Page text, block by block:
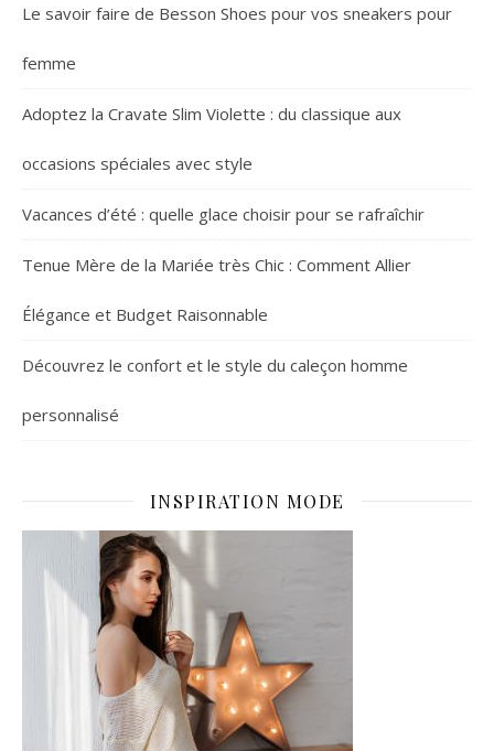
Le savoir faire de Besson Shoes pour vos sneakers pour
femme
Adoptez la Cravate Slim Violette : du classique aux
occasions spéciales avec style
Vacances d’été : quelle glace choisir pour se rafraîchir
Tenue Mère de la Mariée très Chic : Comment Allier
Élégance et Budget Raisonnable
Découvrez le confort et le style du caleçon homme
personnalisé
INSPIRATION MODE